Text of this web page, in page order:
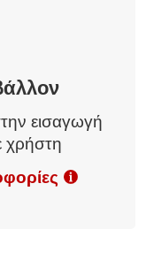
εισαγωγή
χρήστη